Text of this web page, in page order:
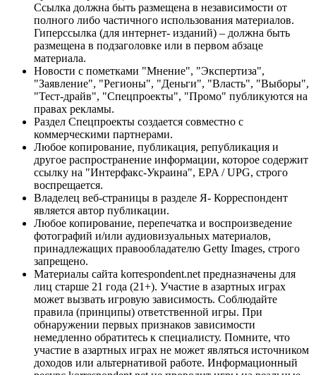
Ссылка должна быть размещена в независимости от
полного либо частичного использования материалов.
Гиперссылка (для интернет- изданий) – должна быть
размещена в подзаголовке или в первом абзаце
материала.
Новости с пометками "Мнение", "Экспертиза",
"Заявление", "Регионы", "Деньги", "Власть", "Выборы",
"Тест-драйв", "Спецпроекты", "Промо" публикуются на
правах рекламы.
Раздел Спецпроекты создается совместно с
коммерческими партнерами.
Любое копирование, публикация, републикация и
другое распространение информации, которое содержит
ссылку на "Интерфакс-Украина", EPA / UPG, строго
воспрещается.
Владелец веб-страницы в разделе Я- Корреспондент
является автор публикации.
Любое копирование, перепечатка и воспроизведение
фотографий и/или аудиовизуальных материалов,
принадлежащих правообладателю Getty Images, строго
запрещено.
Материалы сайта korrespondent.net предназначены для
лиц старше 21 года (21+). Участие в азартных играх
может вызвать игровую зависимость. Соблюдайте
правила (принципы) ответственной игры. При
обнаружении первых признаков зависимости
немедленно обратитесь к специалисту. Помните, что
участие в азартных играх не может являться источником
доходов или альтернативой работе. Информационный